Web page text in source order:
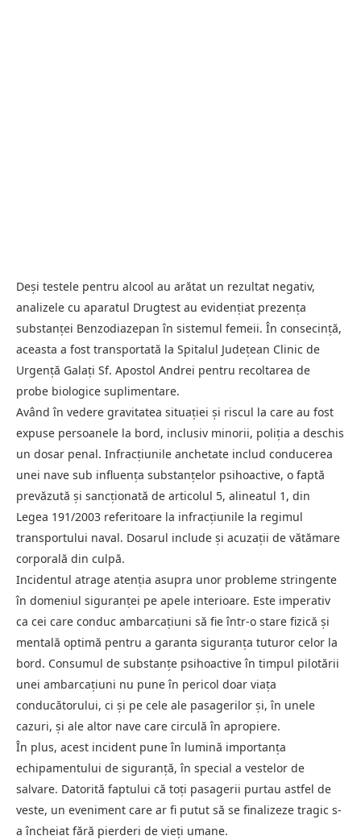
Deși testele pentru alcool au arătat un rezultat negativ,
analizele cu aparatul Drugtest au evidențiat prezența
substanței Benzodiazepan în sistemul femeii. În consecință,
aceasta a fost transportată la Spitalul Județean Clinic de
Urgență Galați Sf. Apostol Andrei pentru recoltarea de
probe biologice suplimentare.
Având în vedere gravitatea situației și riscul la care au fost
expuse persoanele la bord, inclusiv minorii, poliția a deschis
un dosar penal. Infracțiunile anchetate includ conducerea
unei nave sub influența substanțelor psihoactive, o faptă
prevăzută și sancționată de articolul 5, alineatul 1, din
Legea 191/2003 referitoare la infracțiunile la regimul
transportului naval. Dosarul include și acuzații de vătămare
corporală din culpă.
Incidentul atrage atenția asupra unor probleme stringente
în domeniul siguranței pe apele interioare. Este imperativ
ca cei care conduc ambarcațiuni să fie într-o stare fizică și
mentală optimă pentru a garanta siguranța tuturor celor la
bord. Consumul de substanțe psihoactive în timpul pilotării
unei ambarcațiuni nu pune în pericol doar viața
conducătorului, ci și pe cele ale pasagerilor și, în unele
cazuri, și ale altor nave care circulă în apropiere.
În plus, acest incident pune în lumină importanța
echipamentului de siguranță, în special a vestelor de
salvare. Datorită faptului că toți pasagerii purtau astfel de
veste, un eveniment care ar fi putut să se finalizeze tragic s-
a încheiat fără pierderi de vieți umane.